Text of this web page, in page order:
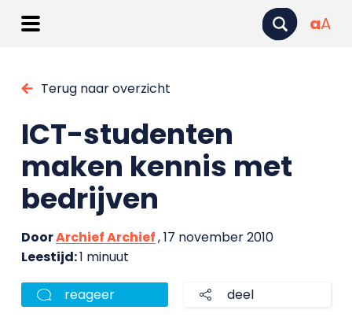
aA
Terug naar overzicht
ICT-studenten
maken kennis met
bedrijven
DoorArchief Archief, 17 november 2010
Leestijd:1 minuut
reageer deel